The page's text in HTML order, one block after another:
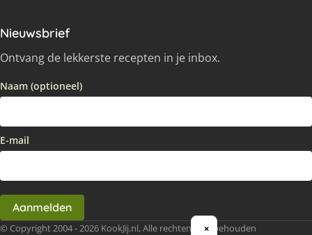
Nieuwsbrief
Ontvang de lekkerste recepten in je inbox.
Naam (optioneel)
E-mail
Aanmelden
© Copyright 2004 - 2026 KookJij.nl, Alle rechten voorbehouden
×